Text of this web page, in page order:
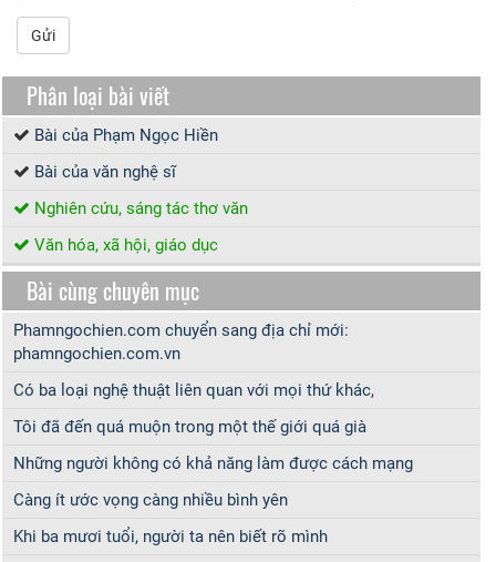
Gửi
Phân loại bài viết
Bài của Phạm Ngọc Hiền
Bài của văn nghệ sĩ
Nghiên cứu, sáng tác thơ văn
Văn hóa, xã hội, giáo dục
Bài cùng chuyên mục
Phamngochien.com chuyển sang địa chỉ mới:
phamngochien.com.vn
Có ba loại nghệ thuật liên quan với mọi thứ khác,
Tôi đã đến quá muộn trong một thế giới quá già
Những người không có khả năng làm được cách mạng
Càng ít ước vọng càng nhiều bình yên
Khi ba mươi tuổi, người ta nên biết rõ mình